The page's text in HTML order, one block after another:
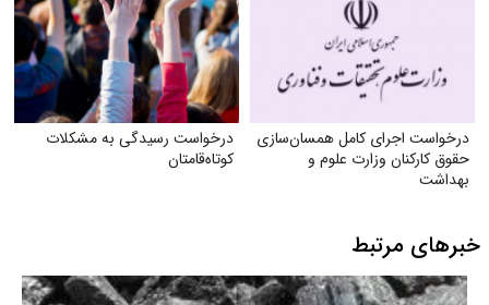
درخواست اجرای کامل همسان‌سازی
حقوق کارکنان وزارت علوم و
بهداشت
درخواست رسیدگی به مشکلات
کوتاه‌قامتان
خبرهای مرتبط